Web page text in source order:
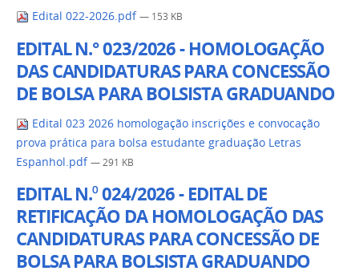
Edital 022-2026.pdf — 153 KB
EDITAL N.° 023/2026 - HOMOLOGAÇÃO
DAS CANDIDATURAS PARA CONCESSÃO
DE BOLSA PARA BOLSISTA GRADUANDO
Edital 023 2026 homologação inscrições e convocação
prova prática para bolsa estudante graduação Letras
Espanhol.pdf — 291 KB
EDITAL N.⁰ 024/2026 - EDITAL DE
RETIFICAÇÃO DA HOMOLOGAÇÃO DAS
CANDIDATURAS PARA CONCESSÃO DE
BOLSA PARA BOLSISTA GRADUANDO